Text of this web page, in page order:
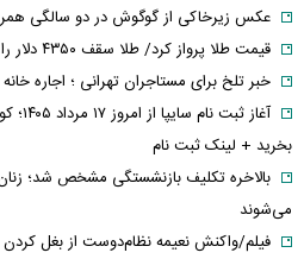
عکس زیرخاکی از گوگوش در دو سالگی
قیمت طلا پرواز کرد/ طلا سقف ۴۳۵۰ دلار را شکست
خبر تلخ برای مستاجران تهرانی ؛ اجاره خانه در تهران ۷۰
بخرید + لینک ثبت نام
بالاخره تکلیف بازنشستگی مشخص شد؛
می‌شوند
فیلم/واکنش نعیمه نظام‌دوست از بغل کردن